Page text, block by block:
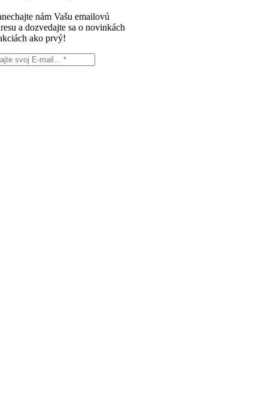
nám Vašu emailovú
a dozvedajte sa o novinkách
ako prvý!